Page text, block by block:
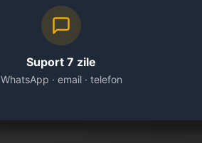
Suport 7 zile
WhatsApp · email · telefon